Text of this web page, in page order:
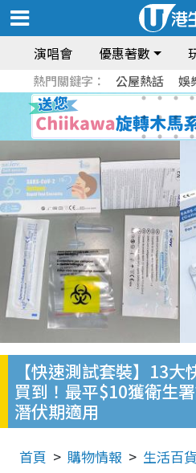
演唱會 優惠著數
熱門關鍵字： 公屋熱話 娛
【快速測試套裝】13
買到！最平$10獲衛生
潛伏期適用
首頁 購物情報 生活百貨